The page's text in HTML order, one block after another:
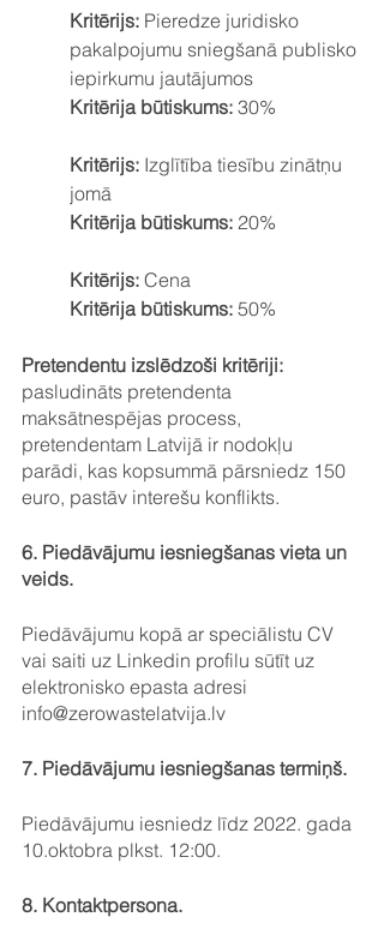
Kritērijs: Pieredze juridisko
pakalpojumu sniegšanā publisko
iepirkumu jautājumos
Kritērija būtiskums: 30%
Kritērijs: Izglītība tiesību zinātņu
jomā
Kritērija būtiskums: 20%
Kritērijs: Cena
Kritērija būtiskums: 50%
Pretendentu izslēdzoši kritēriji:
pasludināts pretendenta
maksātnespējas process,
pretendentam Latvijā ir nodokļu
parādi, kas kopsummā pārsniedz 150
euro, pastāv interešu konflikts.
6. Piedāvājumu iesniegšanas vieta un
veids.
Piedāvājumu kopā ar speciālistu CV
vai saiti uz Linkedin profilu sūtīt uz
elektronisko epasta adresi
info@zerowastelatvija.lv
7. Piedāvājumu iesniegšanas termiņš.
Piedāvājumu iesniedz līdz 2022. gada
10.oktobra plkst. 12:00.
8. Kontaktpersona.